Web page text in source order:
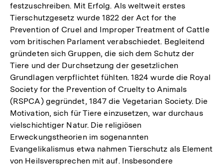
festzuschreiben. Mit Erfolg. Als weltweit erstes
Tierschutzgesetz wurde 1822 der Act for the
Prevention of Cruel and Improper Treatment of Cattle
vom britischen Parlament verabschiedet. Begleitend
gründeten sich Gruppen, die sich dem Schutz der
Tiere und der Durchsetzung der gesetzlichen
Grundlagen verpflichtet fühlten. 1824 wurde die Royal
Society for the Prevention of Cruelty to Animals
(RSPCA) gegründet, 1847 die Vegetarian Society. Die
Motivation, sich für Tiere einzusetzen, war durchaus
vielschichtiger Natur. Die religiösen
Erweckungstheorien im sogenannten
Evangelikalismus etwa nahmen Tierschutz als Element
von Heilsversprechen mit auf. Insbesondere